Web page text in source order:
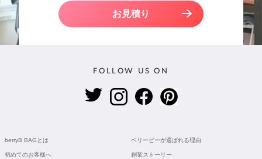
お見積り
FOLLOW US ON
berryB BAGとは ベリービーが選ばれる理由
初めてのお客様へ 創業ストーリー